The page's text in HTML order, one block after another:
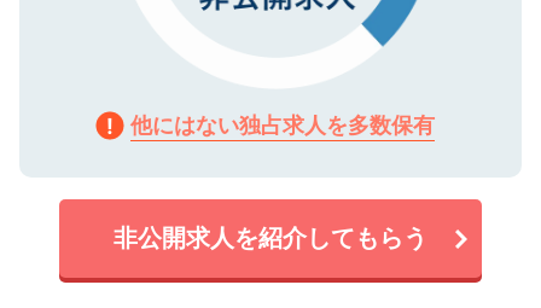
他にはない独占求人を多数保有
非公開求人を紹介してもらう